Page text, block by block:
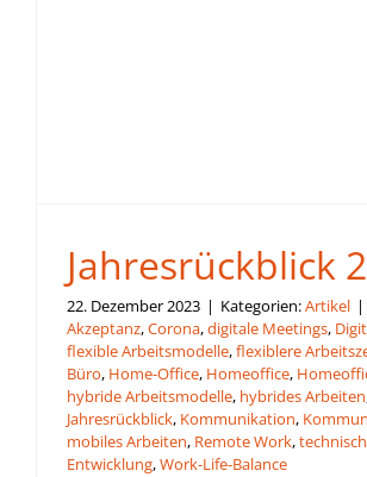
Jahresrückblick
22. Dezember 2023 | Kategorien:Artikel |
Akzeptanz,Corona,digitale Meetings,
flexible Arbeitsmodelle,flexiblere
Büro, Home-Office, Homeoffice,
hybride Arbeitsmodelle, hybrides Arbeiten
Jahresrückblick, Kommunikation,
mobiles Arbeiten, Remote Work,
Entwicklung,Work-Life-Balance